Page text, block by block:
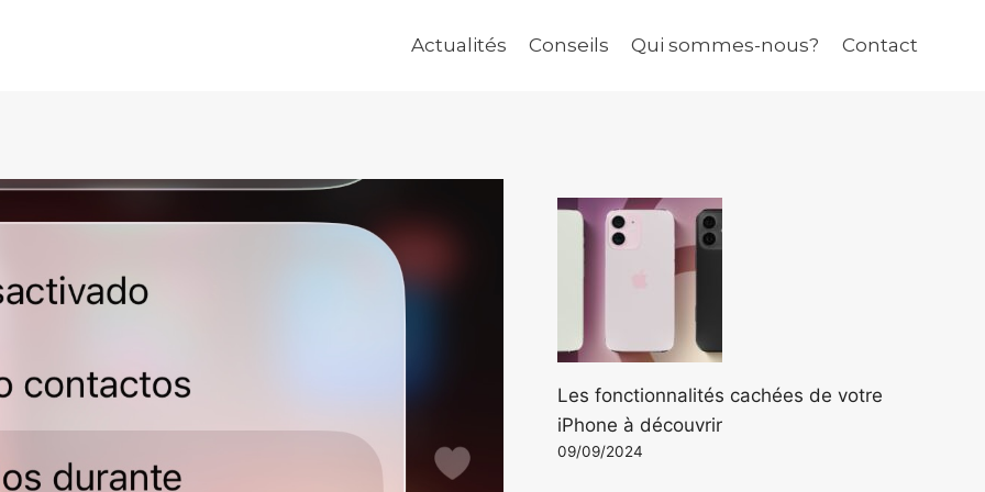
Actualités Conseils Qui sommes-nous? Contact
Les fonctionnalités cachées de votre
iPhone à découvrir
09/09/2024